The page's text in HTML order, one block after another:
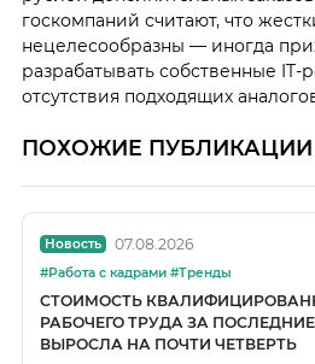
госкомпаний считают, что
нецелесообразны — иногда
разрабатывать собственные IT-
отсутствия подходящих
ПОХОЖИЕ ПУБЛИКАЦИИ
Новость 07.08.2026
#Работа с кадрами #Тренды
СТОИМОСТЬ
РАБОЧЕГО ТРУДА ЗА
ВЫРОСЛА НА ПОЧТИ ЧЕТВЕРТЬ